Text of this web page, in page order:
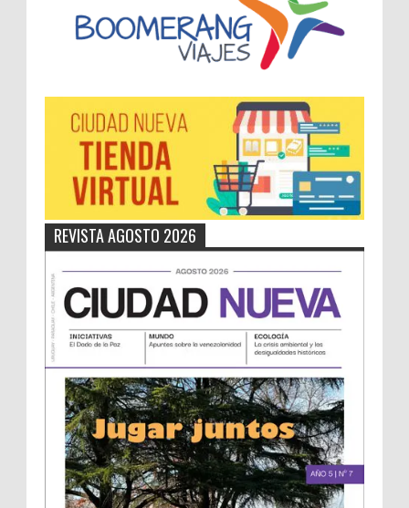
REVISTA AGOSTO 2026